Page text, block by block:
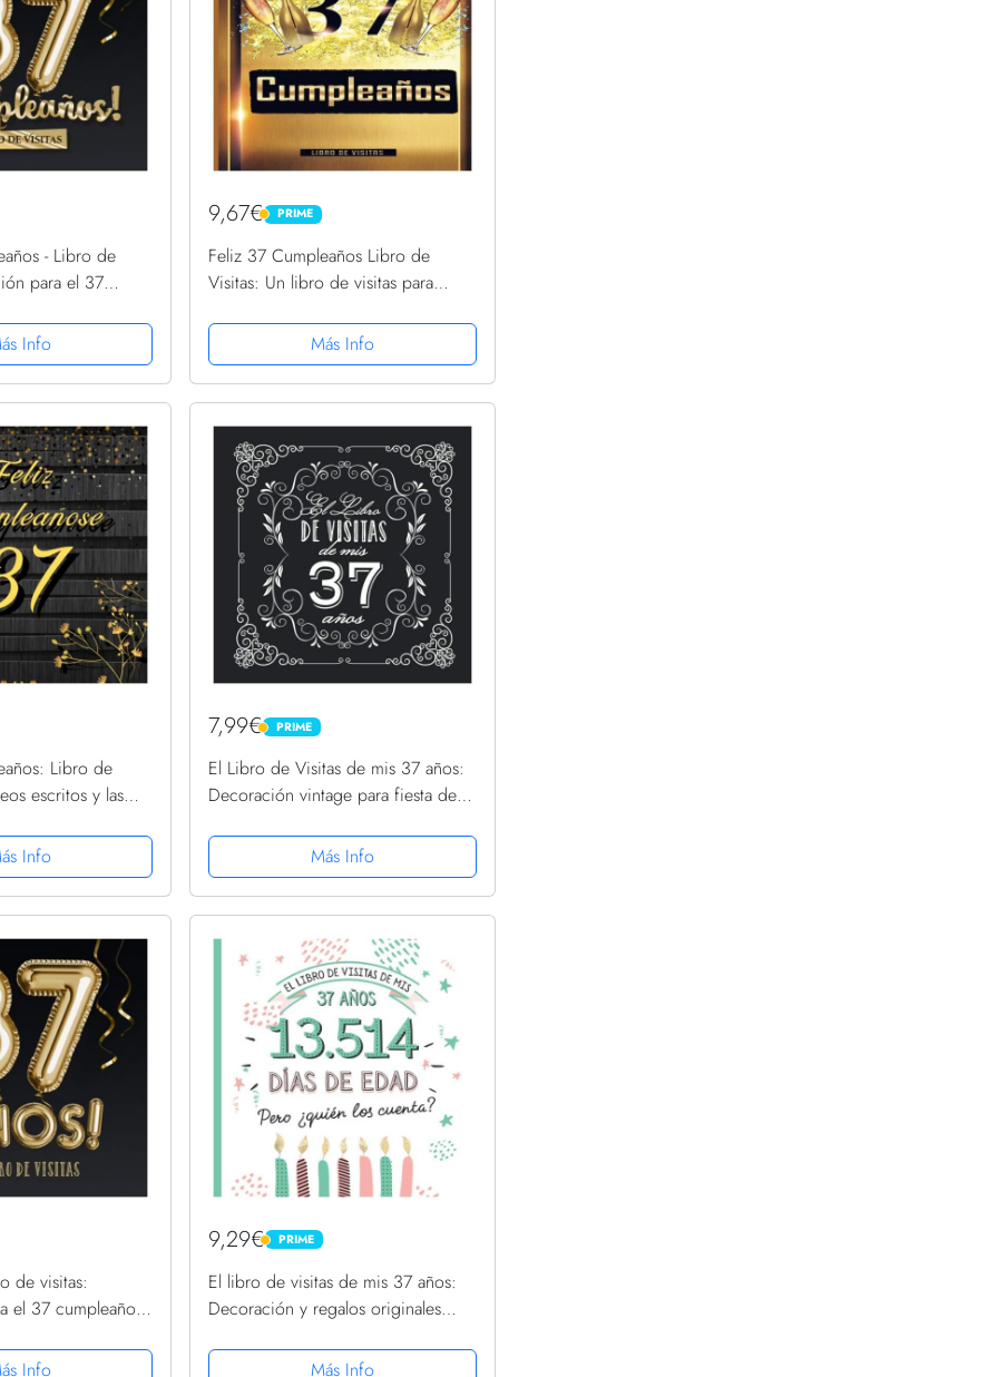
- Libro de
para el 37
37 años - Libro de
Info
9,67€ PRIME
PRIME
Feliz 37 Cumpleaños Libro de
Visitas: Un libro de visitas para
Decoración y regalos originales
para hombres y mujeres - 37 ......
Más Info
Libro de
escritos y las
regalo para
100...
Info
7,99€ PRIME
PRIME
El Libro de Visitas de mis 37 años:
Decoración vintage para fiesta de
hombre y mujer - 37 años - Libro de
firmas para...
Más Info
de visitas:
el 37 cumpleaños
Oro Negro -
Info
9,29€ PRIME
PRIME
El libro de visitas de mis 37 años:
Decoración y regalos originales
hombre y mujer - 37 años en días -
Más Info